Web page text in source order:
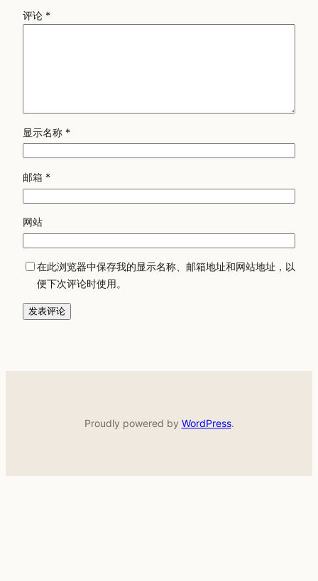
评论 *
显示名称 *
邮箱 *
网站
在此浏览器中保存我的显示名称、邮箱地址和网站地址，以
便下次评论时使用。
Proudly powered by WordPress.